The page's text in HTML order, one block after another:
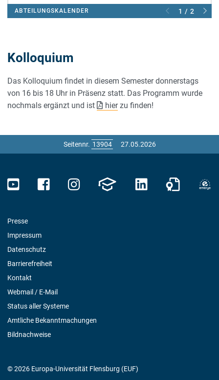
ABTEILUNGSKALENDER 1 / 2
Kolloquium
Das Kolloquium findet in diesem Semester donnerstags
von 16 bis 18 Uhr in Präsenz statt. Das Programm wurde
nochmals ergänzt und ist
hierzu finden!
Seitennr. 27.05.2026
Presse
Impressum
Datenschutz
Barrierefreiheit
Kontakt
Webmail / E-Mail
Status aller Systeme
Amtliche Bekanntmachungen
Bildnachweise
© 2026 Europa-Universität Flensburg (EUF)